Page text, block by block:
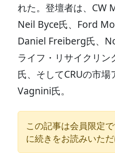
れた。登壇者は、CW
Neil Byce氏、Ford
Daniel Freiberg氏、
ライフ・リサイクリ
氏、そしてCRUの市
Vagnini氏。
この記事は会員限定
に続きをお読みいただ